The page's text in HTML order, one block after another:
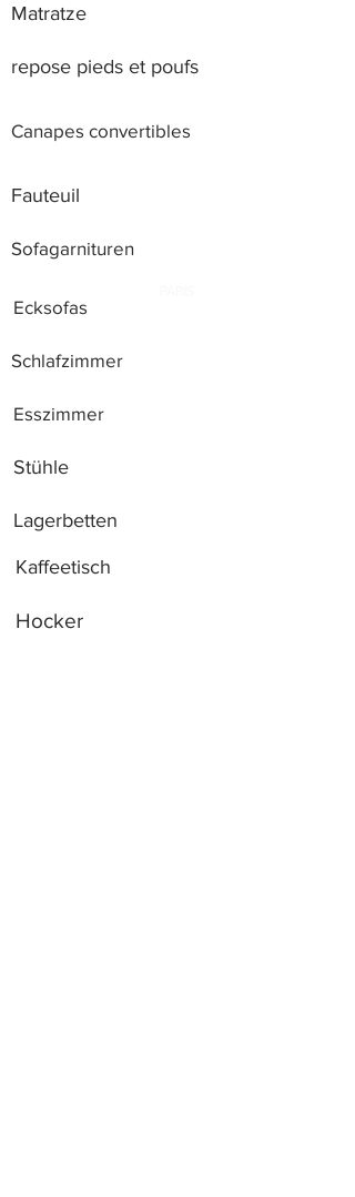
Matratze
repose pieds et poufs
Canapes convertibles
Fauteuil
Sofagarnituren
Ecksofas
Schlafzimmer
Esszimmer
Stühle
Lagerbetten
Kaffeetisch
Hocker